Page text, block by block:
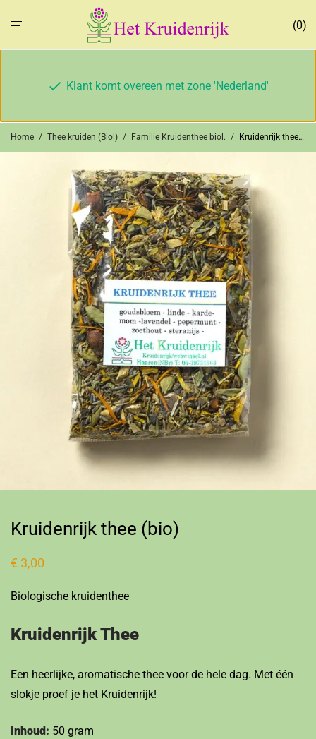
0
Klant komt overeen met zone 'Nederland'
Home / Thee kruiden (Biol) / Familie Kruidenthee biol. / Kruidenrijk thee (bio)
Kruidenrijk thee (bio)
€ 3,00
Biologische kruidenthee
Kruidenrijk Thee
Een heerlijke, aromatische thee voor de hele dag. Met één
slokje proef je het Kruidenrijk!
Inhoud: 50 gram